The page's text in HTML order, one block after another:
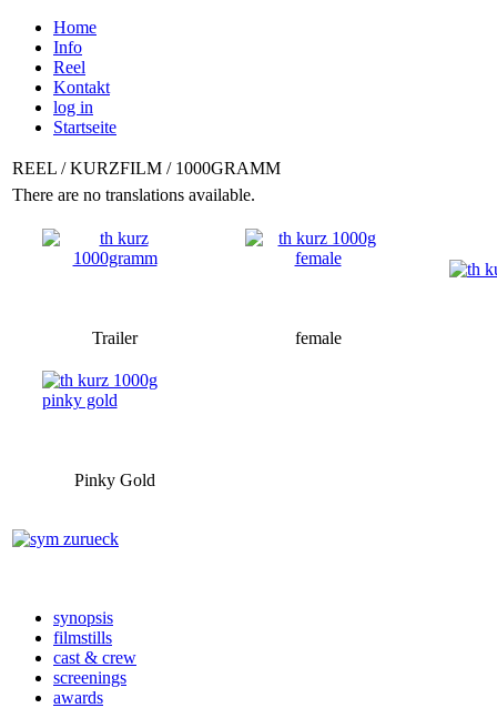
Home
Info
Reel
Kontakt
log in
Startseite
REEL / KURZFILM / 1000GRAMM
There are no translations available.
Trailer female
Pinky Gold
synopsis
filmstills
cast & crew
screenings
awards